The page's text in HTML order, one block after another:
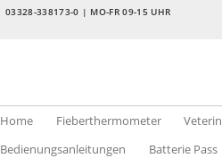
03328-338173-0 | MO-FR 09-15 UHR
Home Fieberthermometer
Bedienungsanleitungen
Batterie Pass